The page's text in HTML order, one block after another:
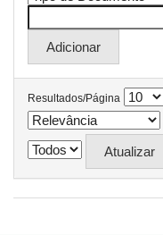
Resultados/Página